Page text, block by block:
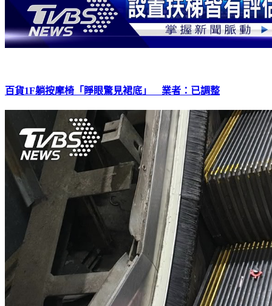
百貨1F躺按摩椅「睜眼驚見裙底」 業者：已調整